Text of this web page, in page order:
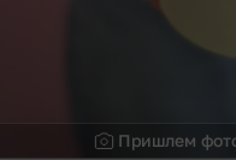
Пришлем